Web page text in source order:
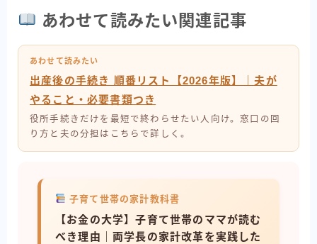
あわせて読みたい関連記事
あわせて読みたい
出産後の手続き 順番リスト【2026年版】｜夫が
やること・必要書類つき
役所手続きだけを最短で終わらせたい人向け。窓口の回
り方と夫の分担はこちらで詳しく。
子育て世帯の家計教科書
【お金の大学】子育て世帯のママが読む
べき理由｜両学長の家計改革を実践した